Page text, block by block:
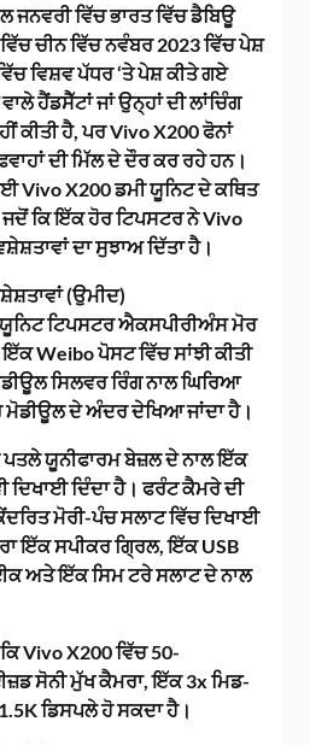
ਜਨਵਰੀ ਵਿੱਚ ਭਾਰਤ ਵਿੱਚ ਡੈਬਿਊ
ਚੀਨ ਵਿੱਚ ਨਵੰਬਰ 2023 ਵਿੱਚ ਪੇਸ਼
ਵਿਸ਼ਵ ਪੱਧਰ ‘ਤੇ ਪੇਸ਼ ਕੀਤੇ ਗਏ
ਹੈਂਡਸੈੱਟਾਂ ਜਾਂ ਉਨ੍ਹਾਂ ਦੀ ਲਾਂਚਿੰਗ
ਕੀਤੀ ਹੈ, ਪਰ Vivo X200 ਫੋਨਾਂ
ਦੀ ਮਿੱਲ ਦੇ ਦੌਰ ਕਰ ਰਹੇ ਹਨ।
Vivo X200 ਡਮੀ ਯੂਨਿਟ ਦੇ ਕਥਿਤ
ਕਿ ਇੱਕ ਹੋਰ ਟਿਪਸਟਰ ਨੇ Vivo
ਦਾ ਸੁਝਾਅ ਦਿੱਤਾ ਹੈ।
(ਉਮੀਦ)
ਟਿਪਸਟਰ ਐਕਸਪੀਰੀਅੰਸ ਮੋਰ
Weibo ਪੋਸਟ ਵਿੱਚ ਸਾਂਝੀ ਕੀਤੀ
ਸਿਲਵਰ ਰਿੰਗ ਨਾਲ ਘਿਰਿਆ
ਮੋਡੀਊਲ ਦੇ ਅੰਦਰ ਦੇਖਿਆ ਜਾਂਦਾ ਹੈ।
ਪਤਲੇ ਯੂਨੀਫਾਰਮ ਬੇਜ਼ਲ ਦੇ ਨਾਲ ਇੱਕ
ਦਿਖਾਈ ਦਿੰਦਾ ਹੈ। ਫਰੰਟ ਕੈਮਰੇ ਦੀ
ਮੋਰੀ-ਪੰਚ ਸਲਾਟ ਵਿੱਚ ਦਿਖਾਈ
ਇੱਕ ਸਪੀਕਰ ਗ੍ਰਿਲ, ਇੱਕ USB
ਅਤੇ ਇੱਕ ਸਿਮ ਟਰੇ ਸਲਾਟ ਦੇ ਨਾਲ
Vivo X200 ਵਿੱਚ 50-
ਸੋਨੀ ਮੁੱਖ ਕੈਮਰਾ, ਇੱਕ 3x ਮਿਡ-
ਡਿਸਪਲੇ ਹੋ ਸਕਦਾ ਹੈ।